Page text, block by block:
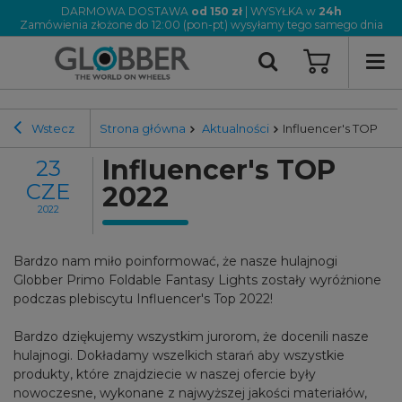
DARMOWA DOSTAWA od 150 zł| WYSYŁKA w 24h
Zamówienia złożone do 12:00 (pon-pt) wysyłamy tego samego dnia
Wstecz Strona główna Aktualności Influencer's TOP
23
CZE
2022
Influencer's TOP
2022
Bardzo nam miło poinformować, że nasze hulajnogi
Globber Primo Foldable Fantasy Lights zostały wyróżnione
podczas plebiscytu Influencer's Top 2022!
Bardzo dziękujemy wszystkim jurorom, że docenili nasze
hulajnogi. Dokładamy wszelkich starań aby wszystkie
produkty, które znajdziecie w naszej ofercie były
nowoczesne, wykonane z najwyższej jakości materiałów,